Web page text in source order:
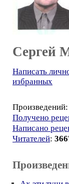
Сергей
Написать
избранных
Произведений:
Получено
Написано
Читателей: